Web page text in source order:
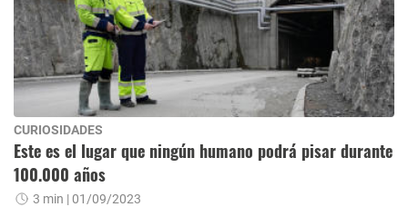
CURIOSIDADES
Este es el lugar que ningún humano podrá pisar durante
100.000 años
3 min | 01/09/2023